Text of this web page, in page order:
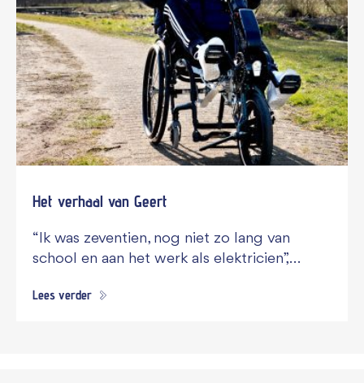
Het verhaal van Geert
“Ik was zeventien, nog niet zo lang van
school en aan het werk als elektricien”,…
Lees verder